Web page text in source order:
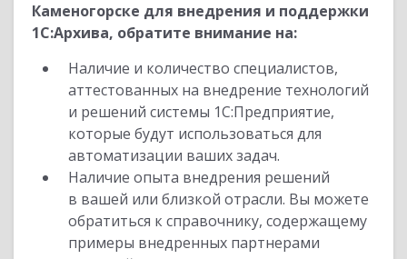
Каменогорске для внедрения и поддержки
1С:Архива, обратите внимание на:
Наличие и количество специалистов,
аттестованных на внедрение технологий
и решений системы 1С:Предприятие,
которые будут использоваться для
автоматизации ваших задач.
Наличие опыта внедрения решений
в вашей или близкой отрасли. Вы можете
обратиться к справочнику, содержащему
примеры внедренных партнерами